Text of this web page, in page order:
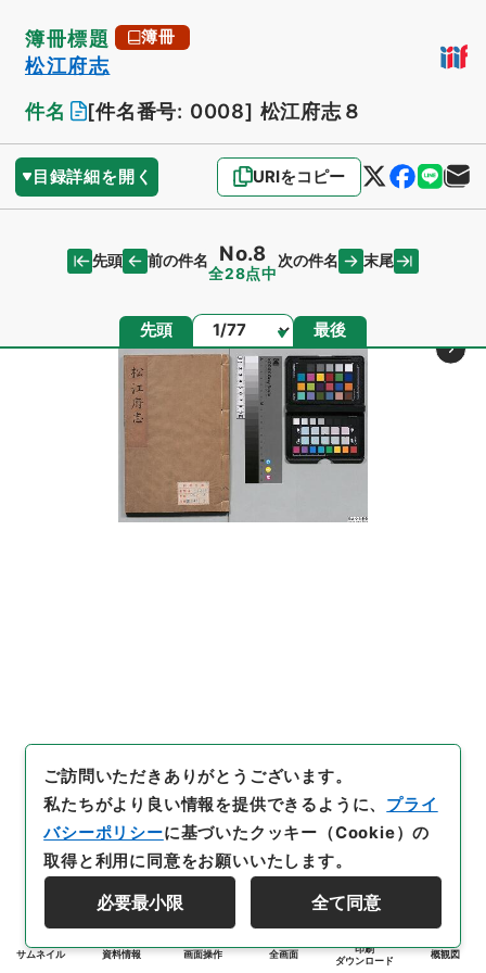
簿冊標題 簿冊
松江府志
件名
[件名番号: 0008] 松江府志８
目録詳細を開く URIをコピー
先頭 前の件名 No.8
全28点中
次の件名 末尾
先頭 ページ 最後
サムネイル 資料情報 画面操作 全画面
印刷
ダウンロード
概観図
ご訪問いただきありがとうございます。
私たちがより良い情報を提供できるように、 プライ
バシーポリシーに基づいたクッキー（Cookie）の
取得と利用に同意をお願いいたします。
必要最小限 全て同意